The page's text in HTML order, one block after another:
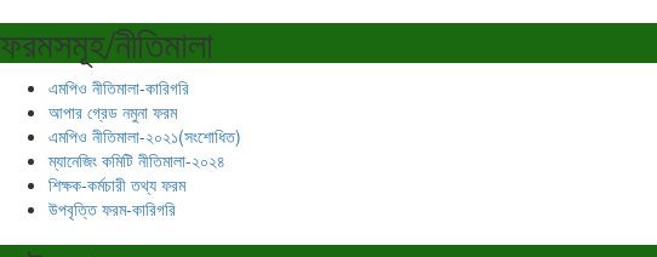
ফরমসমূহ/নীতিমালা
এমপিও নীতিমালা-কারিগরি
আপার গ্রেড নমুনা ফরম
এমপিও নীতিমালা-২০২১(সংশোধিত)
ম্যানেজিং কমিটি নীতিমালা-২০২৪
শিক্ষক-কর্মচারী তথ্য ফরম
উপবৃত্তি ফরম-কারিগরি